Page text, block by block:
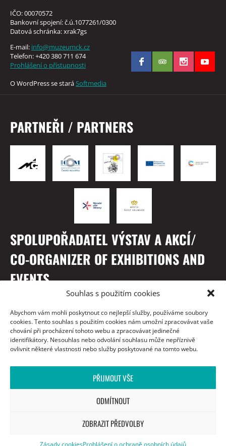
Souhlas s použitím cookies
Abychom vám mohli poskytnout co nejlepší služby, používáme soubory
cookies. Tento souhlas s použitím cookies nám umožní zpracovávat vaše
chování při procházení tohoto webu a zpracovávat jedinečné
identifikátory. Nesouhlas nebo odvolání souhlasu může nepříznivě
ovlivnit některé vlastnosti nebo služby poskytované na tomto webu.
PŘIJMOUT VŠE
ODMÍTNOUT
ZOBRAZIT PŘEDVOLBY
Zásady cookiesProhlášení o ochraně osobních údajů
IČO: 00070572
Bankovní spojení: č.ú.1077261/0300
Datová schránka: xrak7gs
E-mail: info@muzeumck.cz
Telefon: +420 380 711 674
Prohlášení o přístupnosti
O WordPress se staráSoftmedia
PARTNEŘI / PARTNERS
SPOLUPOŘADATEL VÝSTAV A AKCÍ/
CO-ORGANIZER OF EXHIBITIONS AND
EVENTS
S PODĚKOVÁNÍM / WITH THANKS TO